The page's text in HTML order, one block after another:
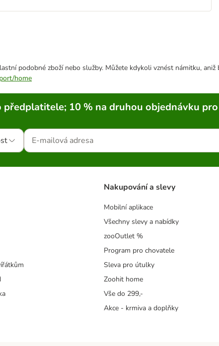
podobné zboží nebo služby. Můžete kdykoli vznést námitku,
home
10 % na druhou objednávku
Nakupování a slevy
Mobilní aplikace
Všechny slevy a nabídky
zooOutlet %
Program pro chovatele
Sleva pro útulky
Zoohit home
Vše do 299,-
Akce - krmiva a doplňky